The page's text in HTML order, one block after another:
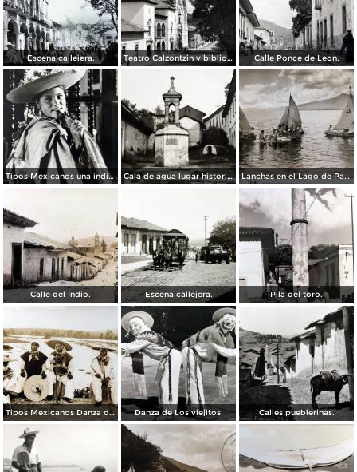
Escena callejera. Teatro Calzontzin y biblioteca publica. Calle Ponce de Leon.
Tipos Mexicanos una india Huananche. Caja de agua lugar historico. Lanchas en el Lago de Patzcuaro.
Calle del Indio. Escena callejera. Pila del toro.
Tipos Mexicanos Danza de Los viejitos.. Danza de Los viejitos. Calles pueblerinas.